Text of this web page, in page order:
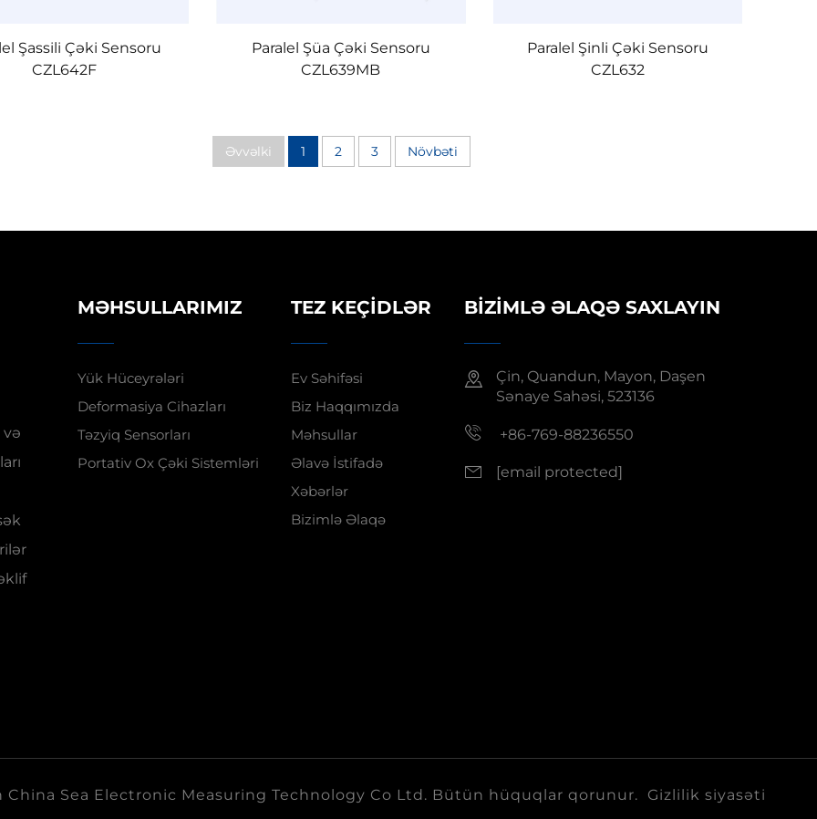
Şassili Çəki Sensoru
CZL642F
Paralel Şüa Çəki Sensoru
CZL639MB
Paralel Şinli Çəki Sensoru
CZL632
Əvvəlki 1 2 3 Növbəti
və
MƏHSULLARIMIZ
Yük Hüceyrələri
Deformasiya Cihazları
Təzyiq Sensorları
Portativ Ox Çəki Sistemləri
TEZ KEÇIDLƏR
Ev Səhifəsi
Biz Haqqımızda
Məhsullar
Əlavə İstifadə
Xəbərlər
Bizimlə Əlaqə
BIZIMLƏ ƏLAQƏ SAXLAYIN
Çin, Quandun, Mayon, Daşen
Sənaye Sahəsi, 523136
+86-769-88236550
[email protected]
Sea Electronic Measuring Technology Co Ltd. Bütün hüquqlar qorunur. Gizlilik siyasəti